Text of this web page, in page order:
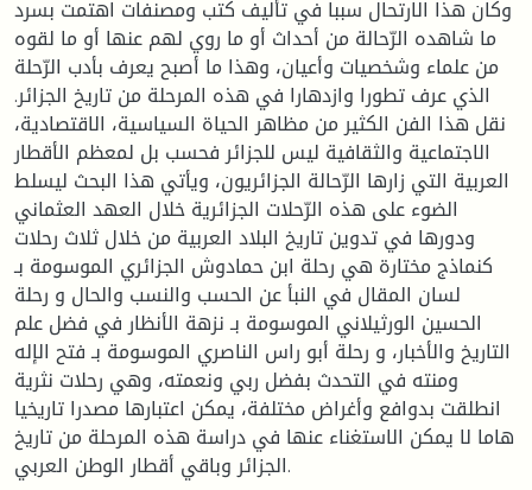
وكان هذا الارتحال سببا في تأليف كتب ومصنفات اهتمت بسرد
ما شاهده الرّحالة من أحداث أو ما روي لهم عنها أو ما لقوه
من علماء وشخصيات وأعيان، وهذا ما أصبح يعرف بأدب الرّحلة
الذي عرف تطورا وازدهارا في هذه المرحلة من تاريخ الجزائر.
نقل هذا الفن الكثير من مظاهر الحياة السياسية، الاقتصادية،
الاجتماعية والثقافية ليس للجزائر فحسب بل لمعظم الأقطار
العربية التي زارها الرّحالة الجزائريون، ويأتي هذا البحث ليسلط
الضوء على هذه الرّحلات الجزائرية خلال العهد العثماني
ودورها في تدوين تاريخ البلاد العربية من خلال ثلاث رحلات
كنماذج مختارة هي رحلة ابن حمادوش الجزائري الموسومة بـ
لسان المقال في النبأ عن الحسب والنسب والحال و رحلة
الحسين الورثيلاني الموسومة بـ نزهة الأنظار في فضل علم
التاريخ والأخبار، و رحلة أبو راس الناصري الموسومة بـ فتح الإله
ومنته في التحدث بفضل ربي ونعمته، وهي رحلات نثرية
انطلقت بدوافع وأغراض مختلفة، يمكن اعتبارها مصدرا تاريخيا
هاما لا يمكن الاستغناء عنها في دراسة هذه المرحلة من تاريخ
الجزائر وباقي أقطار الوطن العربي.